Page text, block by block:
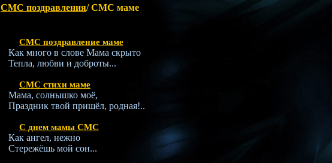
СМС поздравления/ СМС маме
СМС поздравление маме
Как много в слове Мама скрыто
Тепла, любви и доброты...
СМС стихи маме
Мама, солнышко моё,
Праздник твой пришёл, родная!..
С днем мамы СМС
Как ангел, нежно
Стережёшь мой сон...